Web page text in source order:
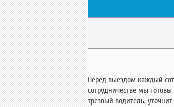
Перед выездом каждый
сотрудничестве мы
трезвый водитель,